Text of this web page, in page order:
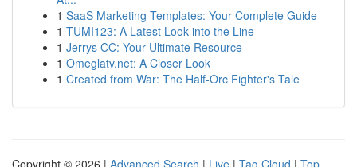
1 SaaS Marketing Templates: Your Complete Guide
1 TUMI123: A Latest Look into the Line
1 Jerrys CC: Your Ultimate Resource
1 Omeglatv.net: A Closer Look
1 Created from War: The Half-Orc Fighter's Tale
Copyright © 2026 | Advanced Search | Live | Tag Cloud | Top